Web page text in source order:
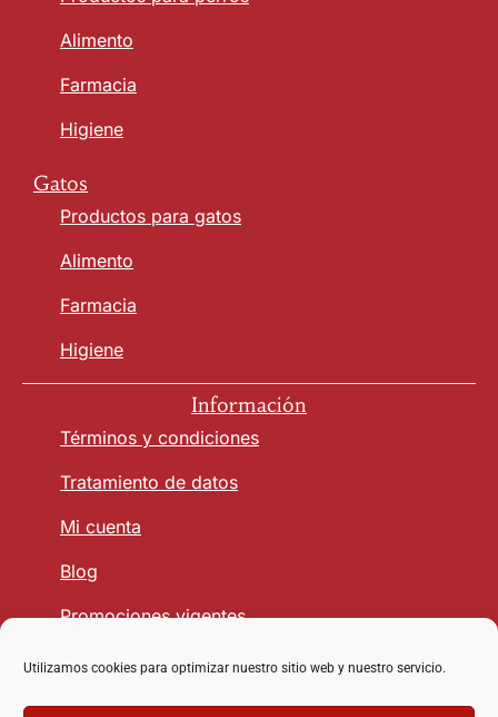
Utilizamos cookies para optimizar nuestro sitio web y nuestro servicio.
Alimento
Farmacia
Higiene
Gatos
Productos para gatos
Alimento
Farmacia
Higiene
Información
Términos y condiciones
Tratamiento de datos
Mi cuenta
Blog
Promociones vigentes
Seguridad y Confianza